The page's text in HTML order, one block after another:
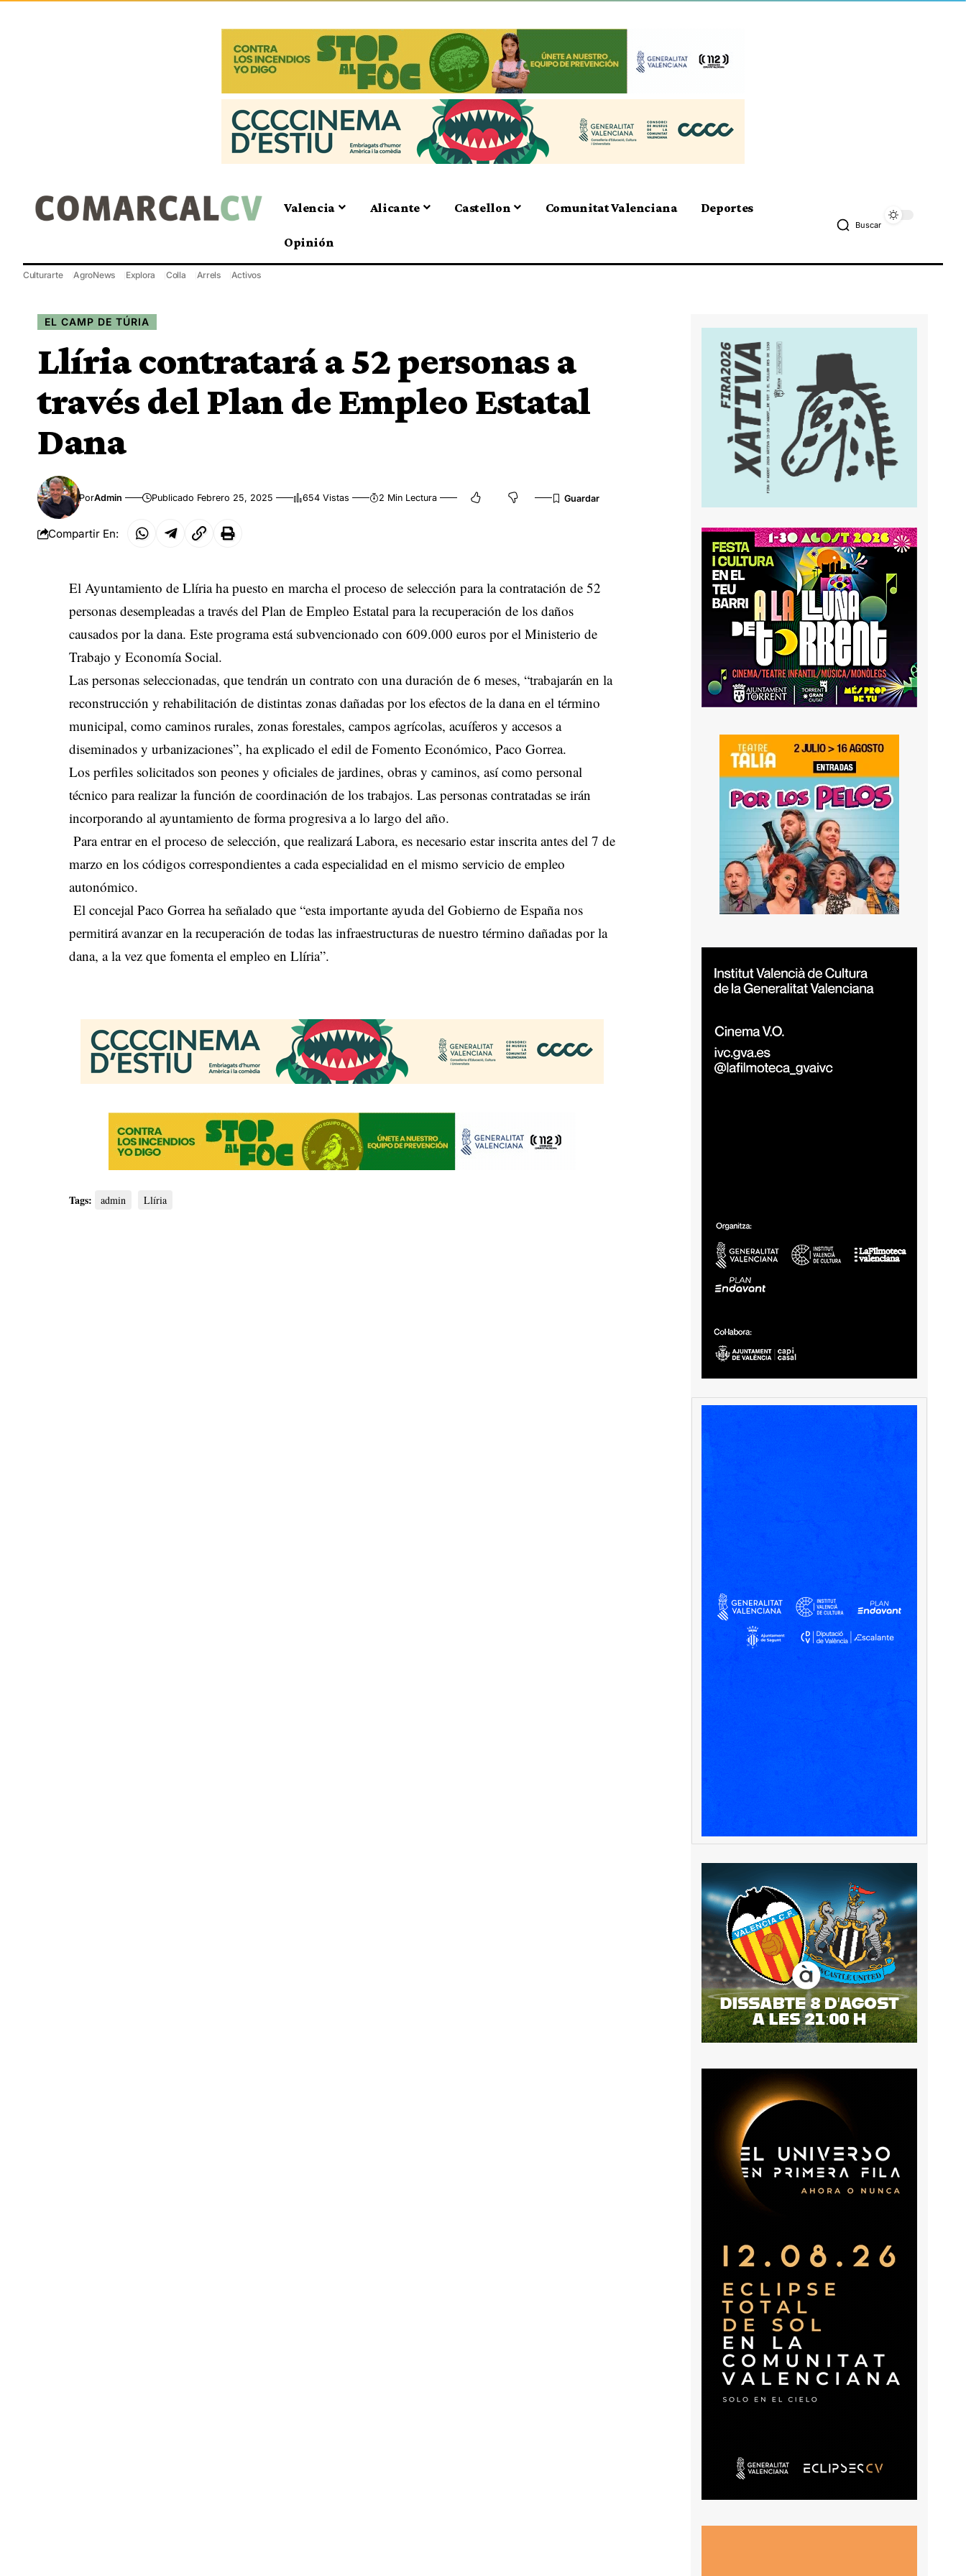
Valencia Alicante Castellon Comunitat Valenciana Deportes
Opinión
Buscar
Culturarte AgroNews Explora Colla Arrels Activos
EL CAMP DE TÚRIA
Llíria contratará a 52 personas a
través del Plan de Empleo Estatal
Dana
PorAdmin Publicado Febrero 25, 2025 654 Vistas 2 Min Lectura
Compartir En:
El Ayuntamiento de Llíria ha puesto en marcha el proceso de selección para la contratación de 52
personas desempleadas a través del Plan de Empleo Estatal para la recuperación de los daños
causados por la dana. Este programa está subvencionado con 609.000 euros por el Ministerio de
Trabajo y Economía Social.
Las personas seleccionadas, que tendrán un contrato con una duración de 6 meses, “trabajarán en la
reconstrucción y rehabilitación de distintas zonas dañadas por los efectos de la dana en el término
municipal, como caminos rurales, zonas forestales, campos agrícolas, acuíferos y accesos a
diseminados y urbanizaciones”, ha explicado el edil de Fomento Económico, Paco Gorrea.
Los perfiles solicitados son peones y oficiales de jardines, obras y caminos, así como personal
técnico para realizar la función de coordinación de los trabajos. Las personas contratadas se irán
incorporando al ayuntamiento de forma progresiva a lo largo del año.
Para entrar en el proceso de selección, que realizará Labora, es necesario estar inscrita antes del 7 de
marzo en los códigos correspondientes a cada especialidad en el mismo servicio de empleo
autonómico.
El concejal Paco Gorrea ha señalado que “esta importante ayuda del Gobierno de España nos
permitirá avanzar en la recuperación de todas las infraestructuras de nuestro término dañadas por la
dana, a la vez que fomenta el empleo en Llíria”.
Tags: admin Llíria